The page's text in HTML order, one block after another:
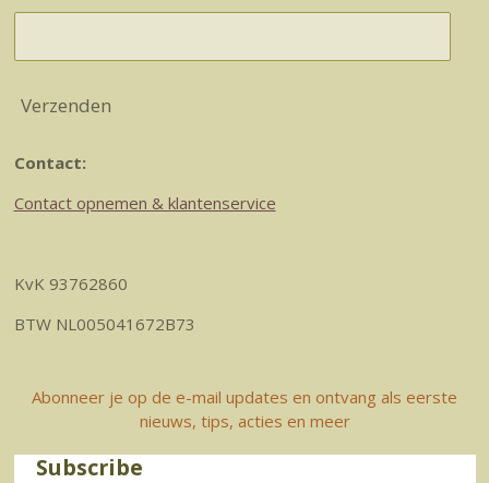
Verzenden
Contact:
Contact opnemen & klantenservice
KvK 93762860
BTW NL005041672B73
Abonneer je op de e-mail updates en ontvang als eerste
nieuws, tips, acties en meer
Subscribe